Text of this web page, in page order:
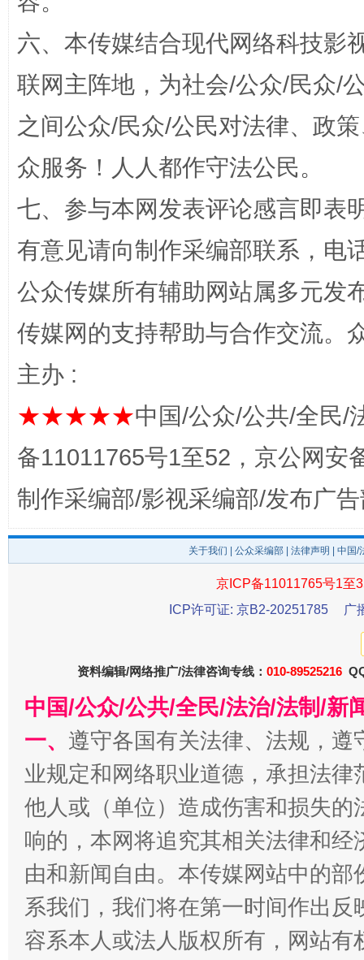
东山县通报“牛蛙产品抗生素超标问题” 法
千年窑火 生生不息 一
揭开“小金库”的免责幌子
受贿1.44亿！段成刚被判无期 从幼
六、本传媒结合现代网络科技影
联网主阵地，为社会/公众/民众/
之间公众/民众/公民对法律、政
众服务！人人都作守法公民。
七、参与本网发表评论感言即表
有意见请向制作采编部联系，电
公众传媒所有辅助网站属多元发
传媒网的支持帮助与合作交流。
主办 :
★★★★★中国/公众/公共/全民/
备11011765号1至52，京公网安
制作采编部/影视采编部/发布广
关于我们 公众采编部 法律声明 | 中国
京ICP备11011765号1至
ICP许可证: 京B2-20251785
广
资料编辑/网络推广/法律咨询专线： 010-89525216
中国/公众/公共/全民/法治/法制/新
一、 遵守各国有关法律、法规，
业规定和网络职业道德，承担法
他人或（单位）造成伤害和损失
响的，本网将追究其相关法律和
由和新闻自由。本传媒网站中的
系我们，我们将在第一时间作出
容系本人或法人版权所有，网站